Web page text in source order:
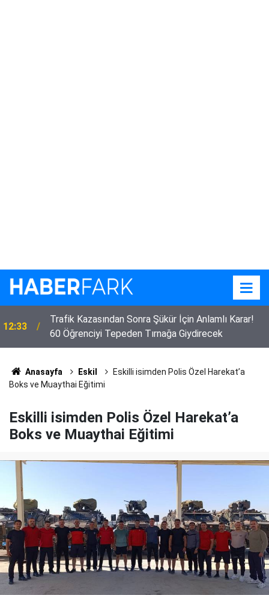
11:40
TBMM'deki Çerçeve Yasada Aksaray
Milletvekillerinin Tutumu Belli Oldu
Anasayfa Eskil
Eskilli isimden Polis Özel Harekat’a
Boks ve Muaythai Eğitimi
Eskilli isimden Polis Özel Harekat’a
Boks ve Muaythai Eğitimi